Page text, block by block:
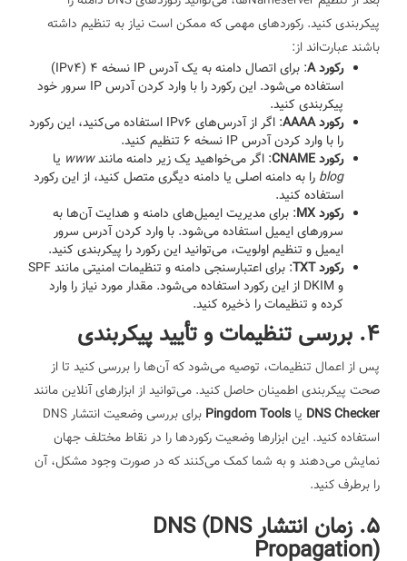
پیکربندی کنید. رکوردهای مهمی که ممکن است نیاز به تنظیم داشته
باشند عبارت‌اند از:
رکورد A
: برای اتصال دامنه به یک آدرس IP نسخه 4 (IPv4)
استفاده می‌شود. این رکورد را با وارد کردن آدرس IP سرور خود
پیکربندی کنید.
رکورد AAAA
: اگر از آدرس‌های IPv6 استفاده می‌کنید، این رکورد
را با وارد کردن آدرس IP نسخه 6 تنظیم کنید.
رکورد CNAME
: اگر می‌خواهید یک زیر دامنه مانندwww یا
blog را به دامنه اصلی یا دامنه دیگری متصل کنید، از این رکورد
استفاده کنید.
رکورد MX
: برای مدیریت ایمیل‌های دامنه و هدایت آن‌ها به
سرورهای ایمیل استفاده می‌شود. با وارد کردن آدرس سرور
ایمیل و تنظیم اولویت، می‌توانید این رکورد را پیکربندی کنید.
رکورد TXT
: برای اعتبارسنجی دامنه و تنظیمات امنیتی مانند SPF
و DKIM از این رکورد استفاده می‌شود. مقدار مورد نیاز را وارد
کرده و تنظیمات را ذخیره کنید.
4. بررسی تنظیمات و تأیید پیکربندی
پس از اعمال تنظیمات، توصیه می‌شود که آن‌ها را بررسی کنید تا از
صحت پیکربندی اطمینان حاصل کنید. می‌توانید از ابزارهای آنلاین مانند
DNS Checker یا Pingdom Tools
برای بررسی وضعیت انتشار DNS
استفاده کنید. این ابزارها وضعیت رکوردها را در نقاط مختلف جهان
نمایش می‌دهند و به شما کمک می‌کنند که در صورت وجود مشکل، آن
را برطرف کنید.
5. زمان انتشار DNS (DNS
Propagation)